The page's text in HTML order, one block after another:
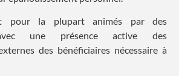
pour la plupart animés par des
une présence active des
des bénéficiaires nécessaire à